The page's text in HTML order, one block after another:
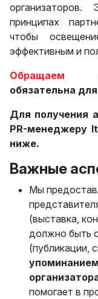
принципах
чтобы
эффективным и
Обращаем
обязательна
Для получения
PR-менеджеру
ниже.
Важные
Мы
(выставка,
должно быть
(публикации,
помогает в